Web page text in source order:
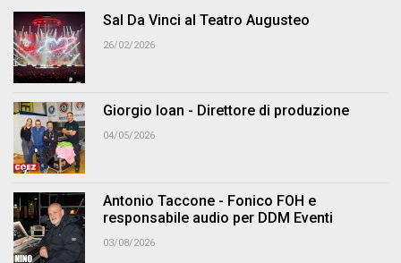
Sal Da Vinci al Teatro Augusteo
26/02/2026
Giorgio Ioan - Direttore di produzione
04/05/2026
Antonio Taccone - Fonico FOH e
responsabile audio per DDM Eventi
03/08/2026